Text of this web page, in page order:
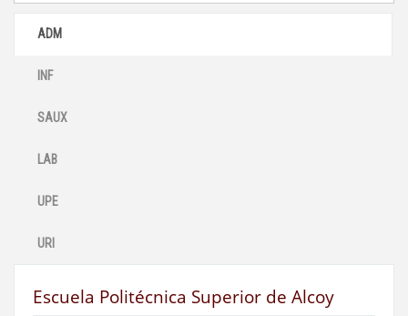
ADM
INF
SAUX
LAB
UPE
URI
Escuela Politécnica Superior de Alcoy